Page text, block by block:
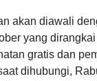
akan diawali
yang
gratis dan
dihubungi,